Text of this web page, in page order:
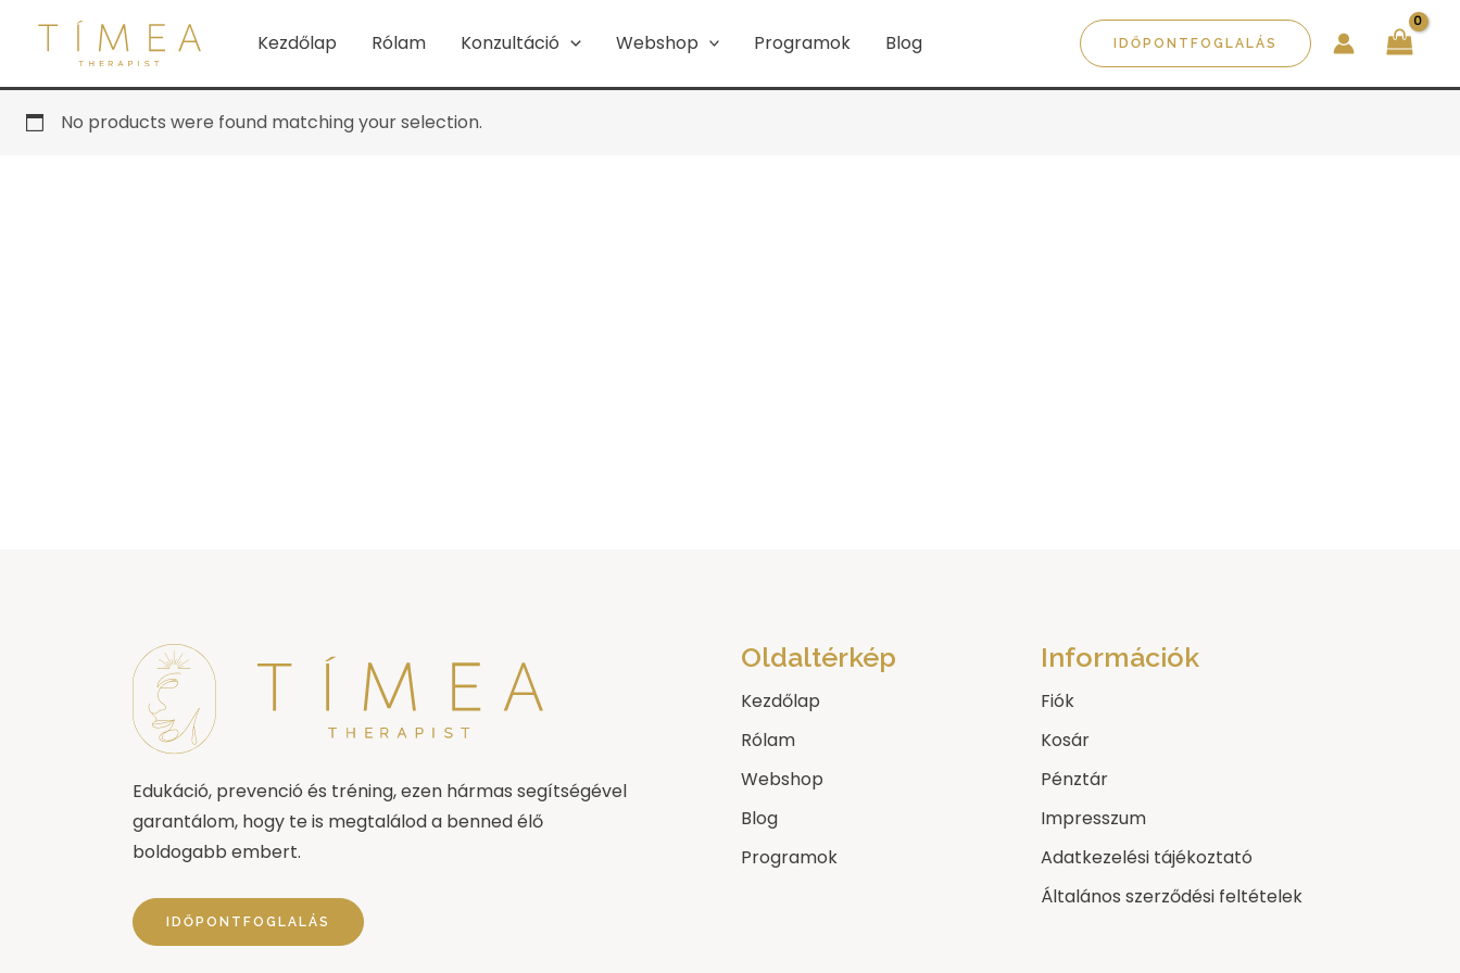
Kezdőlap Rólam Konzultáció Webshop Programok Blog IDŐPONTFOGLALÁS
No products were found matching your selection.
Edukáció, prevenció és tréning, ezen hármas segítségével
garantálom, hogy te is megtalálod a benned élő
boldogabb embert.
IDŐPONTFOGLALÁS
Oldaltérkép
Kezdőlap
Rólam
Webshop
Blog
Programok
Információk
Fiók
Kosár
Pénztár
Impresszum
Adatkezelési tájékoztató
Általános szerződési feltételek